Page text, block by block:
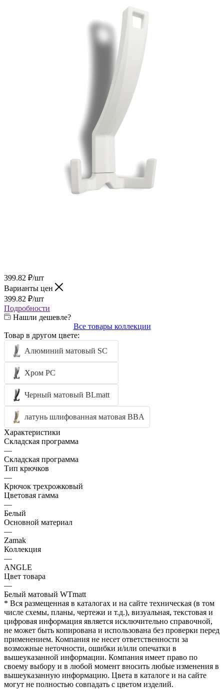
399.82 ₽/шт
Варианты цен
399.82 ₽/шт
Подробности
Нашли дешевле?
Все товары коллекции
Товар в другом цвете:
Алюминий матовый SC
Хром PC
Черный матовый BLmatt
латунь шлифованная матовая BBA
Характеристики
Складская программа
—
Складская программа
Тип крючков
—
Крючок трехрожковый
Цветовая гамма
—
Белый
Основной материал
—
Zamak
Коллекция
—
ANGLE
Цвет товара
—
Белый матовый WTmatt
* Вся размещенная в каталогах и на сайте техническая (в том
числе схемы, планы, чертежи и т.д.), визуальная, текстовая и
цифровая информация является исключительно справочной,
не может быть копирована и использована без проверки перед
применением. Компания не несет ответственности за
возможные неточности, ошибки и/или опечатки в
вышеуказанной информации. Компания имеет право по
своему выбору и в любой момент вносить любые изменения в
вышеуказанную информацию. Цвета в каталоге и на сайте
могут не полностью совпадать с цветом изделий.